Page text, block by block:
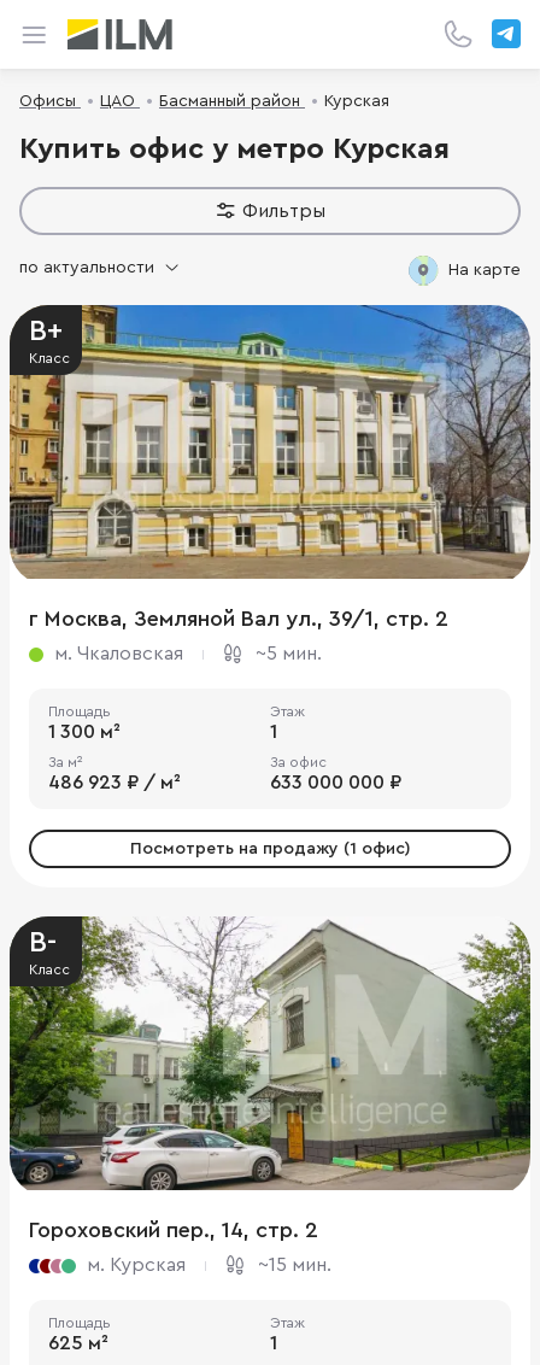
Офисы ЦАО Басманный район Курская
Купить офис у метро Курская
Фильтры
На карте
по актуальности
B+
Класс
г Москва, Земляной Вал ул., 39/1, стр. 2
м. Чкаловская ~5 мин.
Площадь
1 300 м²
Этаж
1
За м²
486 923 ₽ / м²
За офис
633 000 000 ₽
Посмотреть на продажу (1 офис)
B-
Класс
Гороховский пер., 14, стр. 2
м. Курская ~15 мин.
Площадь
625 м²
Этаж
1